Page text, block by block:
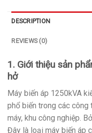
DESCRIPTION
REVIEWS (0)
1. Giới thiệu sản
hở
Máy biến áp 1250kVA
phổ biến trong các công
máy, khu công nghiệp.
Đây là loại máy biến áp